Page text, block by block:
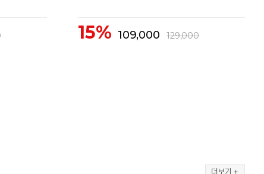
15% 109,000 129,000